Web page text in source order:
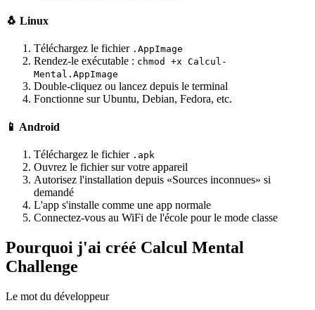
🐧 Linux
Téléchargez le fichier .AppImage
Rendez-le exécutable : chmod +x Calcul-
Mental.AppImage
Double-cliquez ou lancez depuis le terminal
Fonctionne sur Ubuntu, Debian, Fedora, etc.
📱 Android
Téléchargez le fichier .apk
Ouvrez le fichier sur votre appareil
Autorisez l'installation depuis «Sources inconnues» si
demandé
L'app s'installe comme une app normale
Connectez-vous au WiFi de l'école pour le mode classe
Pourquoi j'ai créé Calcul Mental
Challenge
Le mot du développeur